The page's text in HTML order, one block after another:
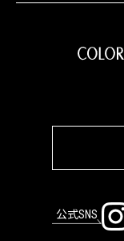
公式SNS